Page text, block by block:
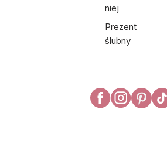
niej
Prezent
ślubny